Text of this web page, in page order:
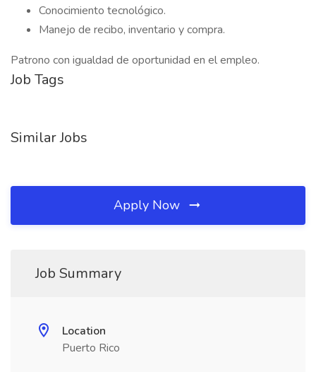
Conocimiento tecnológico.
Manejo de recibo, inventario y compra.
Patrono con igualdad de oportunidad en el empleo.
Job Tags
Similar Jobs
Apply Now
Job Summary
Location
Puerto Rico